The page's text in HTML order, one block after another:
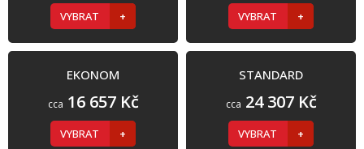
VYBRAT VYBRAT
EKONOM
cca 16 657 Kč
VYBRAT
STANDARD
cca 24 307 Kč
VYBRAT